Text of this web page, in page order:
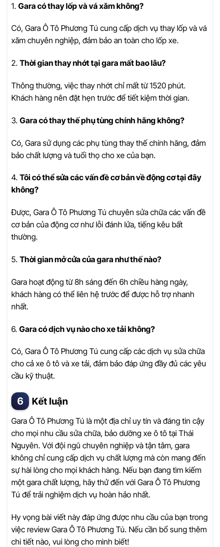
1. Gara có thay lốp và vá xăm không?
Có, Gara Ô Tô Phương Tú cung cấp dịch vụ thay lốp và vá
xăm chuyên nghiệp, đảm bảo an toàn cho lốp xe.
2. Thời gian thay nhớt tại gara mất bao lâu?
Thông thường, việc thay nhớt chỉ mất từ 1520 phút.
Khách hàng nên đặt hẹn trước để tiết kiệm thời gian.
3. Gara có thay thế phụ tùng chính hãng không?
Có, Gara sử dụng các phụ tùng thay thế chính hãng, đảm
bảo chất lượng và tuổi thọ cho xe của bạn.
4. Tôi có thể sửa các vấn đề cơ bản về động cơ tại đây
không?
Được, Gara Ô Tô Phương Tú chuyên sửa chữa các vấn đề
cơ bản của động cơ như lỗi đánh lửa, tiếng kêu bất
thường.
5. Thời gian mở cửa của gara như thế nào?
Gara hoạt động từ 8h sáng đến 6h chiều hàng ngày,
khách hàng có thể liên hệ trước để được hỗ trợ nhanh
nhất.
6. Gara có dịch vụ nào cho xe tải không?
Có, Gara Ô Tô Phương Tú cung cấp các dịch vụ sửa chữa
cho cả xe ô tô và xe tải, đảm bảo đáp ứng đầy đủ các yêu
cầu kỹ thuật.
Kết luận
Gara Ô Tô Phương Tú là một địa chỉ uy tín và đáng tin cậy
cho mọi nhu cầu sửa chữa, bảo dưỡng xe ô tô tại Thái
Nguyên. Với đội ngũ chuyên nghiệp và tận tâm, gara
không chỉ cung cấp dịch vụ chất lượng mà còn mang đến
sự hài lòng cho mọi khách hàng. Nếu bạn đang tìm kiếm
một gara chất lượng, hãy thử đến với Gara Ô Tô Phương
Tú để trải nghiệm dịch vụ hoàn hảo nhất.
Hy vọng bài viết này đáp ứng được nhu cầu của bạn trong
việc review Gara Ô Tô Phương Tú. Nếu cần bổ sung thêm
chi tiết nào, vui lòng cho mình biết!